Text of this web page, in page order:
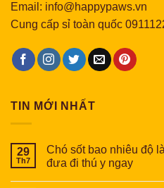
Email: info@happypaws.vn
Cung cấp sỉ toàn quốc
TIN MỚI NHẤT
29
Th7
Chó sốt bao nhiêu độ
đưa đi thú y ngay